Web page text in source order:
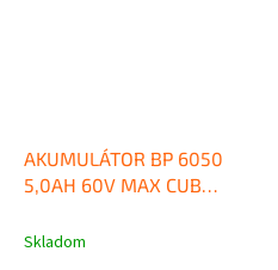
AKUMULÁTOR BP 6050
5,0AH 60V MAX CUB
Skladom